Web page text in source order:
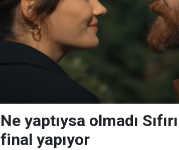
Ne yaptıysa olmadı
final yapıyor